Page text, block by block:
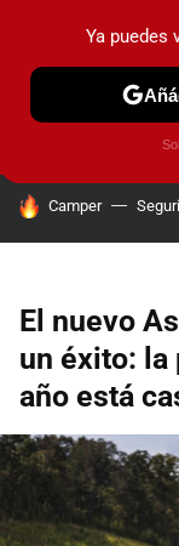
PRUEBAS
HOY SE HABLA DE
Camper
El nuevo
un éxito:
año está
Ya puedes